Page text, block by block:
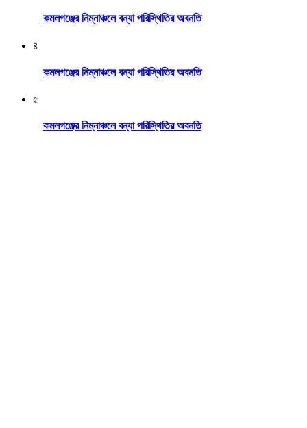
কমলগঞ্জের নিম্নাঞ্চলে বন্যা পরিস্থিতির অবনতি
৪
কমলগঞ্জের নিম্নাঞ্চলে বন্যা পরিস্থিতির অবনতি
৫
কমলগঞ্জের নিম্নাঞ্চলে বন্যা পরিস্থিতির অবনতি